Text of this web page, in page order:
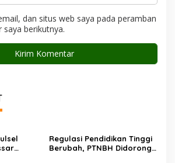
dan situs web saya pada peramban
berikutnya.
Regulasi Pendidikan Tinggi
Berubah, PTNBH Didorong